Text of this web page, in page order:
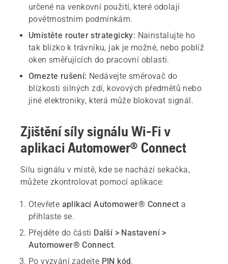
určené na venkovní použití, které odolají
povětrnostním podmínkám.
Umístěte router strategicky: Nainstalujte ho
tak blízko k trávníku, jak je možné, nebo poblíž
oken směřujících do pracovní oblasti.
Omezte rušení: Nedávejte směrovač do
blízkosti silných zdí, kovových předmětů nebo
jiné elektroniky, která může blokovat signál.
Zjištění síly signálu Wi-Fi v
aplikaci Automower® Connect
Sílu signálu v místě, kde se nachází sekačka,
můžete zkontrolovat pomocí aplikace:
Otevřete aplikaci Automower® Connect a
přihlaste se.
Přejděte do části Další > Nastavení >
Automower® Connect.
Po vyzvání zadejte PIN kód.